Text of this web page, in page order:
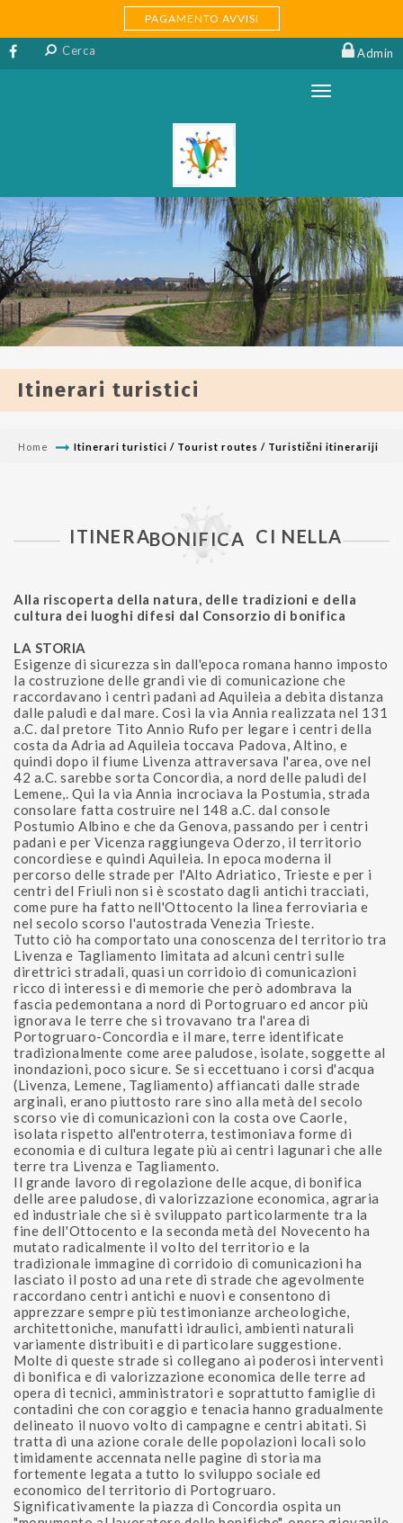
PAGAMENTO AVVISI
Admin
Itinerari turistici
Home Itinerari turistici / Tourist routes / Turistični itinerariji
ITINERARI TURISTICI NELLA
BONIFICA
Alla riscoperta della natura, delle tradizioni e della
cultura dei luoghi difesi dal Consorzio di bonifica
LA STORIA
Esigenze di sicurezza sin dall'epoca romana hanno imposto
la costruzione delle grandi vie di comunicazione che
raccordavano i centri padani ad Aquileia a debita distanza
dalle paludi e dal mare. Così la via Annia realizzata nel 131
a.C. dal pretore Tito Annio Rufo per legare i centri della
costa da Adria ad Aquileia toccava Padova, Altino, e
quindi dopo il fiume Livenza attraversava l'area, ove nel
42 a.C. sarebbe sorta Concordia, a nord delle paludi del
Lemene,. Qui la via Annia incrociava la Postumia, strada
consolare fatta costruire nel 148 a.C. dal console
Postumio Albino e che da Genova, passando per i centri
padani e per Vicenza raggiungeva Oderzo, il territorio
concordiese e quindi Aquileia. In epoca moderna il
percorso delle strade per l'Alto Adriatico, Trieste e per i
centri del Friuli non si è scostato dagli antichi tracciati,
come pure ha fatto nell'Ottocento la linea ferroviaria e
nel secolo scorso l'autostrada Venezia Trieste.
Tutto ciò ha comportato una conoscenza del territorio tra
Livenza e Tagliamento limitata ad alcuni centri sulle
direttrici stradali, quasi un corridoio di comunicazioni
ricco di interessi e di memorie che però adombrava la
fascia pedemontana a nord di Portogruaro ed ancor più
ignorava le terre che si trovavano tra l'area di
Portogruaro-Concordia e il mare, terre identificate
tradizionalmente come aree paludose, isolate, soggette al
inondazioni, poco sicure. Se si eccettuano i corsi d'acqua
(Livenza, Lemene, Tagliamento) affiancati dalle strade
arginali, erano piuttosto rare sino alla metà del secolo
scorso vie di comunicazioni con la costa ove Caorle,
isolata rispetto all'entroterra, testimoniava forme di
economia e di cultura legate più ai centri lagunari che alle
terre tra Livenza e Tagliamento.
Il grande lavoro di regolazione delle acque, di bonifica
delle aree paludose, di valorizzazione economica, agraria
ed industriale che si è sviluppato particolarmente tra la
fine dell'Ottocento e la seconda metà del Novecento ha
mutato radicalmente il volto del territorio e la
tradizionale immagine di corridoio di comunicazioni ha
lasciato il posto ad una rete di strade che agevolmente
raccordano centri antichi e nuovi e consentono di
apprezzare sempre più testimonianze archeologiche,
architettoniche, manufatti idraulici, ambienti naturali
variamente distribuiti e di particolare suggestione.
Molte di queste strade si collegano ai poderosi interventi
di bonifica e di valorizzazione economica delle terre ad
opera di tecnici, amministratori e soprattutto famiglie di
contadini che con coraggio e tenacia hanno gradualmente
delineato il nuovo volto di campagne e centri abitati. Si
tratta di una azione corale delle popolazioni locali solo
timidamente accennata nelle pagine di storia ma
fortemente legata a tutto lo sviluppo sociale ed
economico del territorio di Portogruaro.
Significativamente la piazza di Concordia ospita un